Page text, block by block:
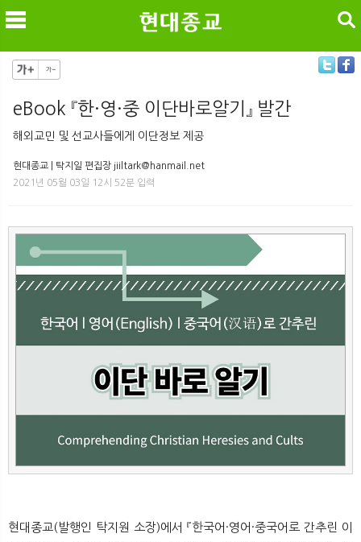
메
검색
eBook 『한·영·중 이단바로알기』 발간
해외교민 및 선교사들에게 이단정보 제공
현대종교 | 탁지일 편집장 jiiltark@hanmail.net
2021년 05월 03일 12시 52분 입력
현대종교(발행인 탁지원 소장)에서 『한국어·영어·중국어로 간추린 이